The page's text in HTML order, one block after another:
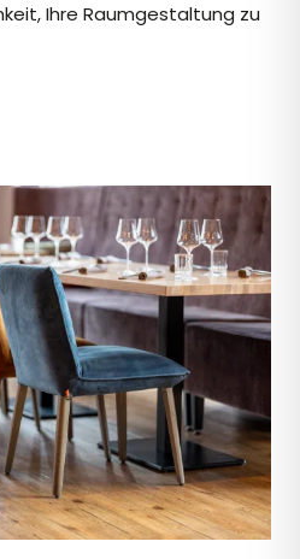
Ihre Raumgestaltung zu